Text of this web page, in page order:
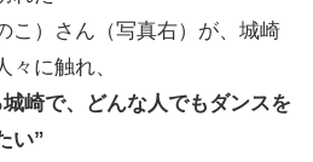
こ）さん（写真右）が、城崎
々に触れ、
崎で、どんな人でもダンスを
い”